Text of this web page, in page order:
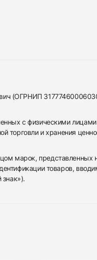
(ОГРНИП
с физическими
торговли и хранения
марок, представленных
товаров,